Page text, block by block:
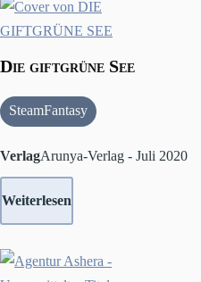
Die giftgrüne See
SteamFantasy
VerlagArunya-Verlag - Juli 2020
Weiterlesen